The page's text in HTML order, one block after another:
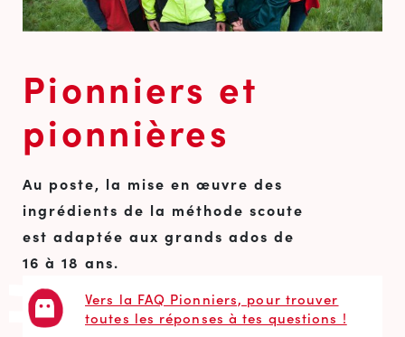
Pionniers et
pionnières
Au poste, la mise en œuvre des
ingrédients de la méthode scoute
est adaptée aux grands ados de
16 à 18 ans.
Vers la FAQ Pionniers, pour trouver
toutes les réponses à tes questions !